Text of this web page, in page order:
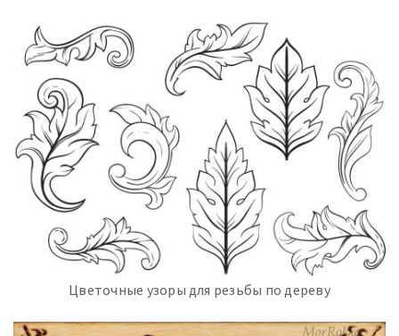
Цветочные узоры для резьбы по дереву